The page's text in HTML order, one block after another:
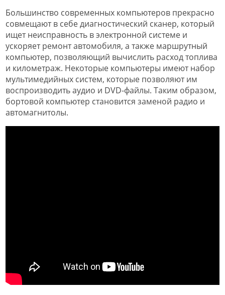
Большинство современных компьютеров прекрасно
совмещают в себе диагностический сканер, который
ищет неисправность в электронной системе и
ускоряет ремонт автомобиля, а также маршрутный
компьютер, позволяющий вычислить расход топлива
и километраж. Некоторые компьютеры имеют набор
мультимедийных систем, которые позволяют им
воспроизводить аудио и DVD-файлы. Таким образом,
бортовой компьютер становится заменой радио и
автомагнитолы.